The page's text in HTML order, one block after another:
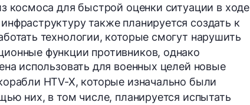
космоса для быстрой оценки ситуации в ходе
также планируется создать к
технологии, которые смогут нарушить
функции противников, однако
использовать для военных целей новые
HTV-X, которые изначально были
них, в том числе, планируется испытать